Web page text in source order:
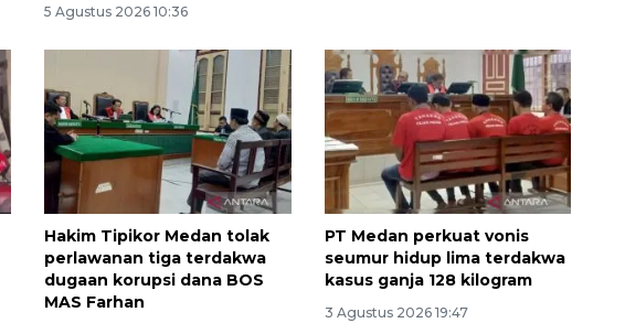
5 Agustus 2026 10:36
Hakim Tipikor Medan tolak
perlawanan tiga terdakwa
dugaan korupsi dana BOS
MAS Farhan
PT Medan perkuat vonis
seumur hidup lima terdakwa
kasus ganja 128 kilogram
3 Agustus 2026 19:47